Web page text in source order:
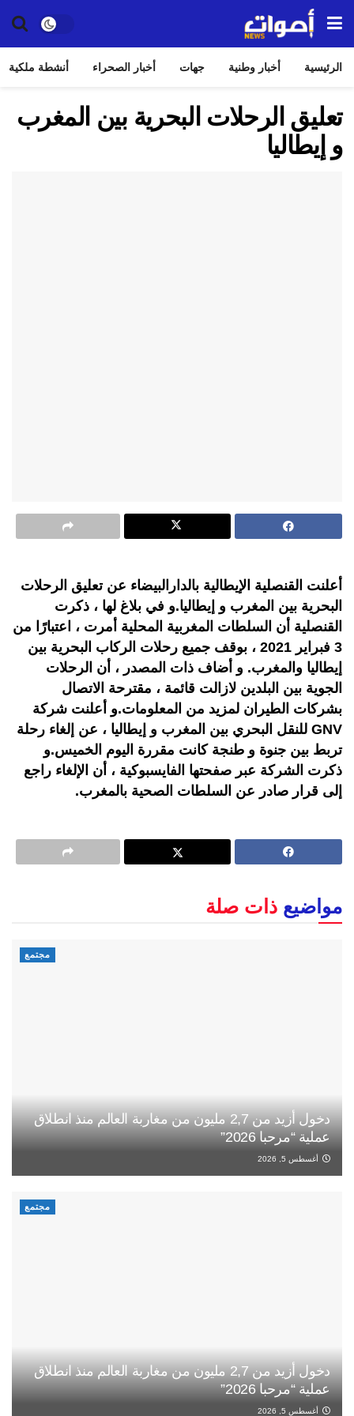
الرئيسية أخبار وطنية جهات أخبار الصحراء أنشطة ملكية
تعليق الرحلات البحرية بين المغرب
و إيطاليا
أعلنت القنصلية الإيطالية بالدارالبيضاء عن تعليق الرحلات
البحرية بين المغرب و إيطاليا.و في بلاغ لها ، ذكرت
القنصلية أن السلطات المغربية المحلية أمرت ، اعتبارًا من
3 فبراير 2021 ، بوقف جميع رحلات الركاب البحرية بين
إيطاليا والمغرب. و أضاف ذات المصدر ، أن الرحلات
الجوية بين البلدين لازالت قائمة ، مقترحة الاتصال
بشركات الطيران لمزيد من المعلومات.و أعلنت شركة
GNV للنقل البحري بين المغرب و إيطاليا ، عن إلغاء رحلة
تربط بين جنوة و طنجة كانت مقررة اليوم الخميس.و
ذكرت الشركة عبر صفحتها الفايسبوكية ، أن الإلغاء راجع
إلى قرار صادر عن السلطات الصحية بالمغرب.
مواضيع ذات صلة
مجتمع
دخول أزيد من 2,7 مليون من مغاربة العالم منذ انطلاق
عملية “مرحبا 2026”
أغسطس 5, 2026
مجتمع
دخول أزيد من 2,7 مليون من مغاربة العالم منذ انطلاق
عملية “مرحبا 2026”
أغسطس 5, 2026